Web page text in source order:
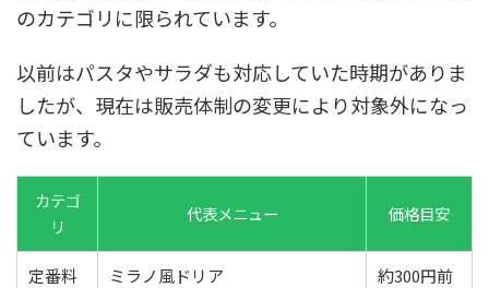
のカテゴリに限られています。
以前はパスタやサラダも対応していた時期がありま
したが、現在は販売体制の変更により対象外になっ
ています。
カテゴ
リ
代表メニュー 価格目安
定番料
ミラノ風ドリア
約300円前